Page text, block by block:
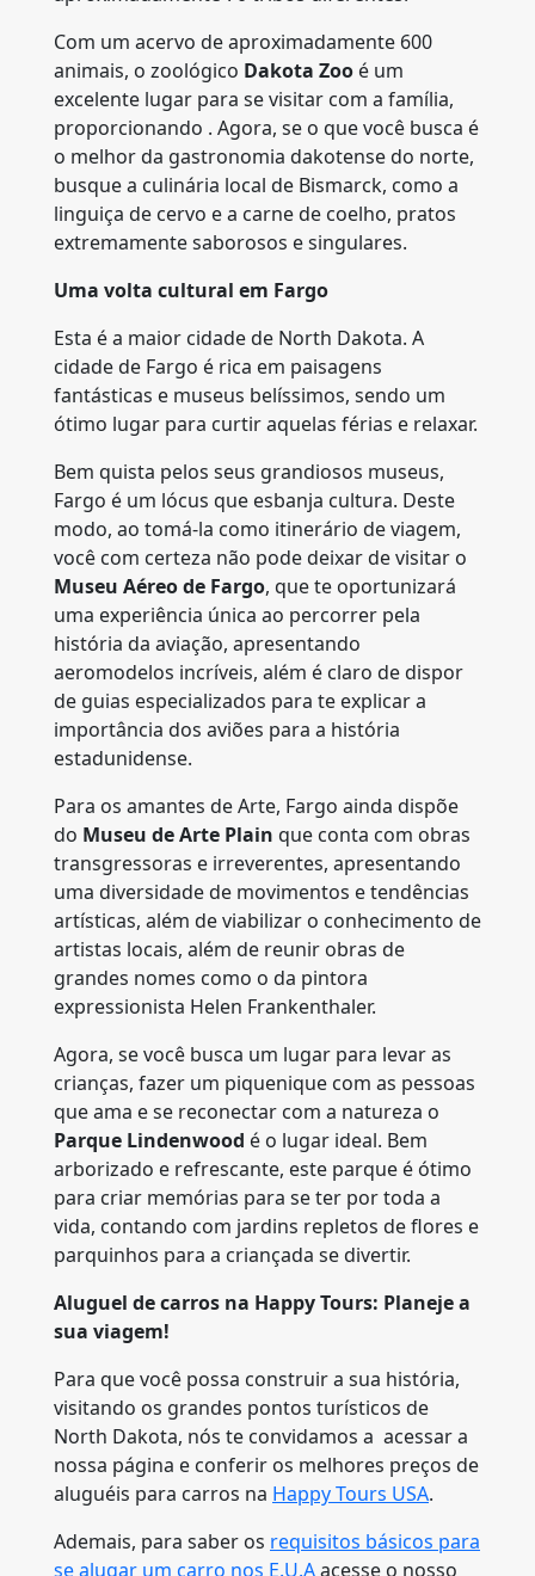
Com um acervo de aproximadamente 600
animais, o zoológico Dakota Zoo é um
excelente lugar para se visitar com a família,
proporcionando . Agora, se o que você busca é
o melhor da gastronomia dakotense do norte,
busque a culinária local de Bismarck, como a
linguiça de cervo e a carne de coelho, pratos
extremamente saborosos e singulares.
Uma volta cultural em Fargo
Esta é a maior cidade de North Dakota. A
cidade de Fargo é rica em paisagens
fantásticas e museus belíssimos, sendo um
ótimo lugar para curtir aquelas férias e relaxar.
Bem quista pelos seus grandiosos museus,
Fargo é um lócus que esbanja cultura. Deste
modo, ao tomá-la como itinerário de viagem,
você com certeza não pode deixar de visitar o
Museu Aéreo de Fargo, que te oportunizará
uma experiência única ao percorrer pela
história da aviação, apresentando
aeromodelos incríveis, além é claro de dispor
de guias especializados para te explicar a
importância dos aviões para a história
estadunidense.
Para os amantes de Arte, Fargo ainda dispõe
do Museu de Arte Plain que conta com obras
transgressoras e irreverentes, apresentando
uma diversidade de movimentos e tendências
artísticas, além de viabilizar o conhecimento de
artistas locais, além de reunir obras de
grandes nomes como o da pintora
expressionista Helen Frankenthaler.
Agora, se você busca um lugar para levar as
crianças, fazer um piquenique com as pessoas
que ama e se reconectar com a natureza o
Parque Lindenwood é o lugar ideal. Bem
arborizado e refrescante, este parque é ótimo
para criar memórias para se ter por toda a
vida, contando com jardins repletos de flores e
parquinhos para a criançada se divertir.
Aluguel de carros na Happy Tours: Planeje a
sua viagem!
Para que você possa construir a sua história,
visitando os grandes pontos turísticos de
North Dakota, nós te convidamos a acessar a
nossa página e conferir os melhores preços de
aluguéis para carros na Happy Tours USA.
Ademais, para saber os requisitos básicos para
se alugar um carro nos E.U.Aacesse o nosso